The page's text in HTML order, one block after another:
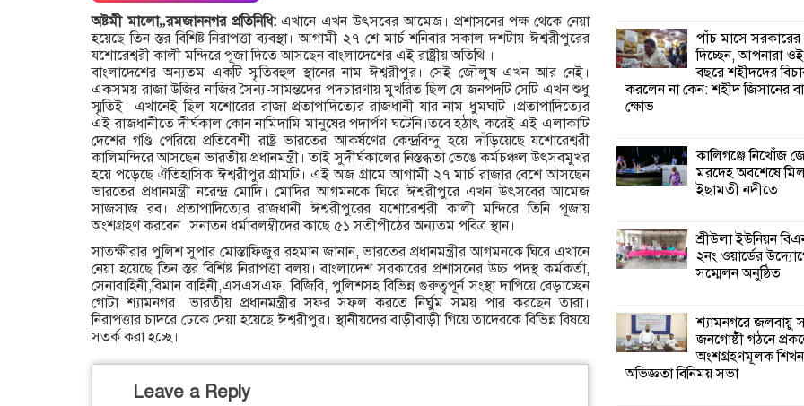
অষ্টমী মালো„রমজাননগর প্রতিনিধি:এখানে এখন উৎসবের আমেজ। প্রশাসনের পক্ষ থেকে নেয়া
হয়েছে তিন স্তর বিশিষ্ট নিরাপত্তা ব্যবস্থা। আগামী ২৭ শে মার্চ শনিবার সকাল দশটায় ঈশ্বরীপুরের
যশোরেশ্বরী কালী মন্দিরে পূজা দিতে আসছেন বাংলাদেশের এই রাষ্ট্রীয় অতিথি ।
বাংলাদেশের অন্যতম একটি স্মৃতিবহুল স্থানের নাম ঈশ্বরীপুর। সেই জৌলুষ এখন আর নেই।
একসময় রাজা উজির নাজির সৈন্য-সামন্তদের পদচারণায় মুখরিত ছিল যে জনপদটি সেটি এখন শুধু
স্মৃতিই। এখানেই ছিল যশোরের রাজা প্রতাপাদিত্যের রাজধানী যার নাম ধুমঘাট ।প্রতাপাদিত্যের
এই রাজধানীতে দীর্ঘকাল কোন নামিদামি মানুষের পদার্পণ ঘটেনি।তবে হঠাৎ করেই এই এলাকাটি
দেশের গণ্ডি পেরিয়ে প্রতিবেশী রাষ্ট্র ভারতের আকর্ষণের কেন্দ্রবিন্দু হয়ে দাঁড়িয়েছে।যশোরেশ্বরী
কালিমন্দিরে আসছেন ভারতীয় প্রধানমন্ত্রী। তাই সুদীর্ঘকালের নিস্তব্ধতা ভেঙে কর্মচঞ্চল উৎসবমুখর
হয়ে পড়েছে ঐতিহাসিক ঈশ্বরীপুর গ্রামটি। এই অজ গ্রামে আগামী ২৭ মার্চ রাজার বেশে আসছেন
ভারতের প্রধানমন্ত্রী নরেন্দ্র মোদি। মোদির আগমনকে ঘিরে ঈশ্বরীপুরে এখন উৎসবের আমেজ
সাজসাজ রব। প্রতাপাদিত্যের রাজধানী ঈশ্বরীপুরের যশোরেশ্বরী কালী মন্দিরে তিনি পূজায়
অংশগ্রহণ করবেন ।সনাতন ধর্মাবলম্বীদের কাছে ৫১ সতীপীঠের অন্যতম পবিত্র স্থান।
সাতক্ষীরার পুলিশ সুপার মোস্তাফিজুর রহমান জানান, ভারতের প্রধানমন্ত্রীর আগমনকে ঘিরে এখানে
নেয়া হয়েছে তিন স্তর বিশিষ্ট নিরাপত্তা বলয়। বাংলাদেশ সরকারের প্রশাসনের উচ্চ পদস্থ কর্মকর্তা,
সেনাবাহিনী,বিমান বাহিনী,এসএসএফ, বিজিবি, পুলিশসহ বিভিন্ন গুরুত্বপূর্ন সংস্থা দাপিয়ে বেড়াচ্ছেন
গোটা শ্যামনগর। ভারতীয় প্রধানমন্ত্রীর সফর সফল করতে নির্ঘুম সময় পার করছেন তারা।
নিরাপত্তার চাদরে ঢেকে দেয়া হয়েছে ঈশ্বরীপুর। স্থানীয়দের বাড়ীবাড়ী গিয়ে তাদেরকে বিভিন্ন বিষয়ে
সতর্ক করা হচ্ছে।
Leave a Reply
২নং ওয়ার্ডের
কর্মী সম্মেলন
শ্যামনগরে জলবায়ু
শিখন ও অভিজ্ঞতা বিনিময় সভা
শ্যামনগরে বনবিভাগ
মতবিনিময় সভা
শ্যামনগরে সুপেয়
সংলাপ অনুষ্ঠিত
শ্যামনগরে
সামাজিকভিত্তিক
পাঁচ মাসে
দিচ্ছেন, আপনারা
বছরে শহীদদের
করলেন না কেন: শহীদ জিসানের
ক্ষোভ
কালিগঞ্জে নিখোঁজ
মরদেহ অবশেষে
ইছামতী নদীতে
শ্রীউলা ইউনিয়ন
২নং ওয়ার্ডের
সম্মেলন অনুষ্ঠিত
শ্যামনগরে জলবায়ু
জনগোষ্ঠী গঠনে
অংশগ্রহণমূলক
অভিজ্ঞতা বিনিময় সভা